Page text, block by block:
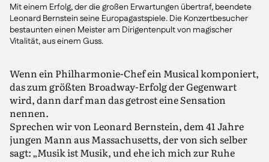
Mit einem Erfolg, der die großen Erwartungen übertraf, beendete
Leonard Bernstein seine Europagastspiele. Die Konzertbesucher
bestaunten einen Meister am Dirigentenpult von magischer
Vitalität, aus einem Guss.
Wenn ein Philharmonie-Chef ein Musical komponiert,
das zum größten Broadway-Erfolg der Gegenwart
wird, dann darf man das getrost eine Sensation
nennen.
Sprechen wir von Leonard Bernstein, dem 41 Jahre
jungen Mann aus Massachusetts, der von sich selber
sagt: „Musik ist Musik, und ehe ich mich zur Ruhe